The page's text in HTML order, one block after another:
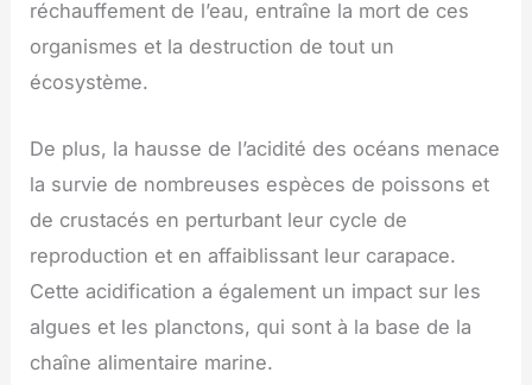
réchauffement de l’eau, entraîne la mort de ces
organismes et la destruction de tout un
écosystème.
De plus, la hausse de l’acidité des océans menace
la survie de nombreuses espèces de poissons et
de crustacés en perturbant leur cycle de
reproduction et en affaiblissant leur carapace.
Cette acidification a également un impact sur les
algues et les planctons, qui sont à la base de la
chaîne alimentaire marine.